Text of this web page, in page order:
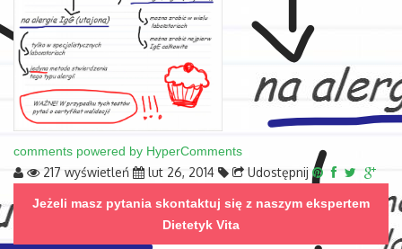
comments powered by HyperComments
217 wyświetleń lut 26, 2014 Udostępnij
Jeżeli masz pytania skontaktuj się z naszym ekspertem
Dietetyk Vita